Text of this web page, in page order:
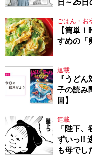
日～25
ごはん・お
【簡単
すめの「
連載
『うど
子の読み
回】
連載
「陛下
ずいっ!!
も母でし